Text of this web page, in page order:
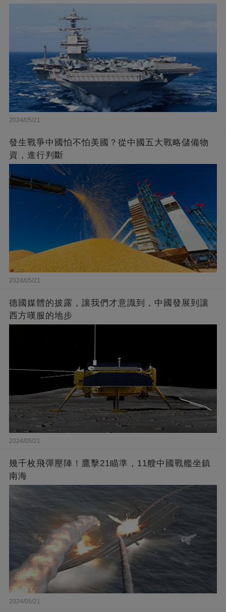
2024/05/21
發生戰爭中國怕不怕美國？從中國五大戰略儲備物
資，進行判斷
2024/05/21
德國媒體的披露，讓我們才意識到，中國發展到讓
西方嘆服的地步
2024/05/21
幾千枚飛彈壓陣！鷹擊21瞄準，11艘中國戰艦坐鎮
南海
2024/05/21